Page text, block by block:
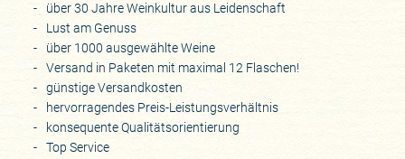
über 30 Jahre Weinkultur aus Leidenschaft
Lust am Genuss
über 1000 ausgewählte Weine
Versand in Paketen mit maximal 12 Flaschen!
günstige Versandkosten
hervorragendes Preis-Leistungsverhältnis
konsequente Qualitätsorientierung
Top Service